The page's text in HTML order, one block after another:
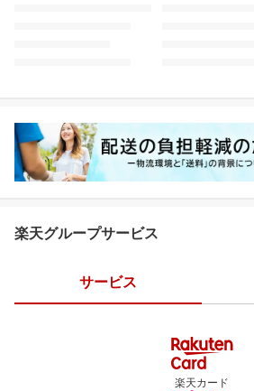
楽天グループサービス
サービス
楽天カード